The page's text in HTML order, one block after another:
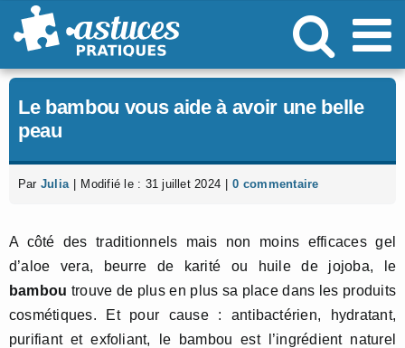
Passer
au
Le bambou vous aide à avoir une belle
peau
Par Julia Modifié le : 31 juillet 2024 0 commentaire
A côté des traditionnels mais non moins efficaces gel
d’aloe vera, beurre de karité ou huile de jojoba, le
bambou trouve de plus en plus sa place dans les produits
cosmétiques. Et pour cause : antibactérien, hydratant,
purifiant et exfoliant, le bambou est l’ingrédient naturel